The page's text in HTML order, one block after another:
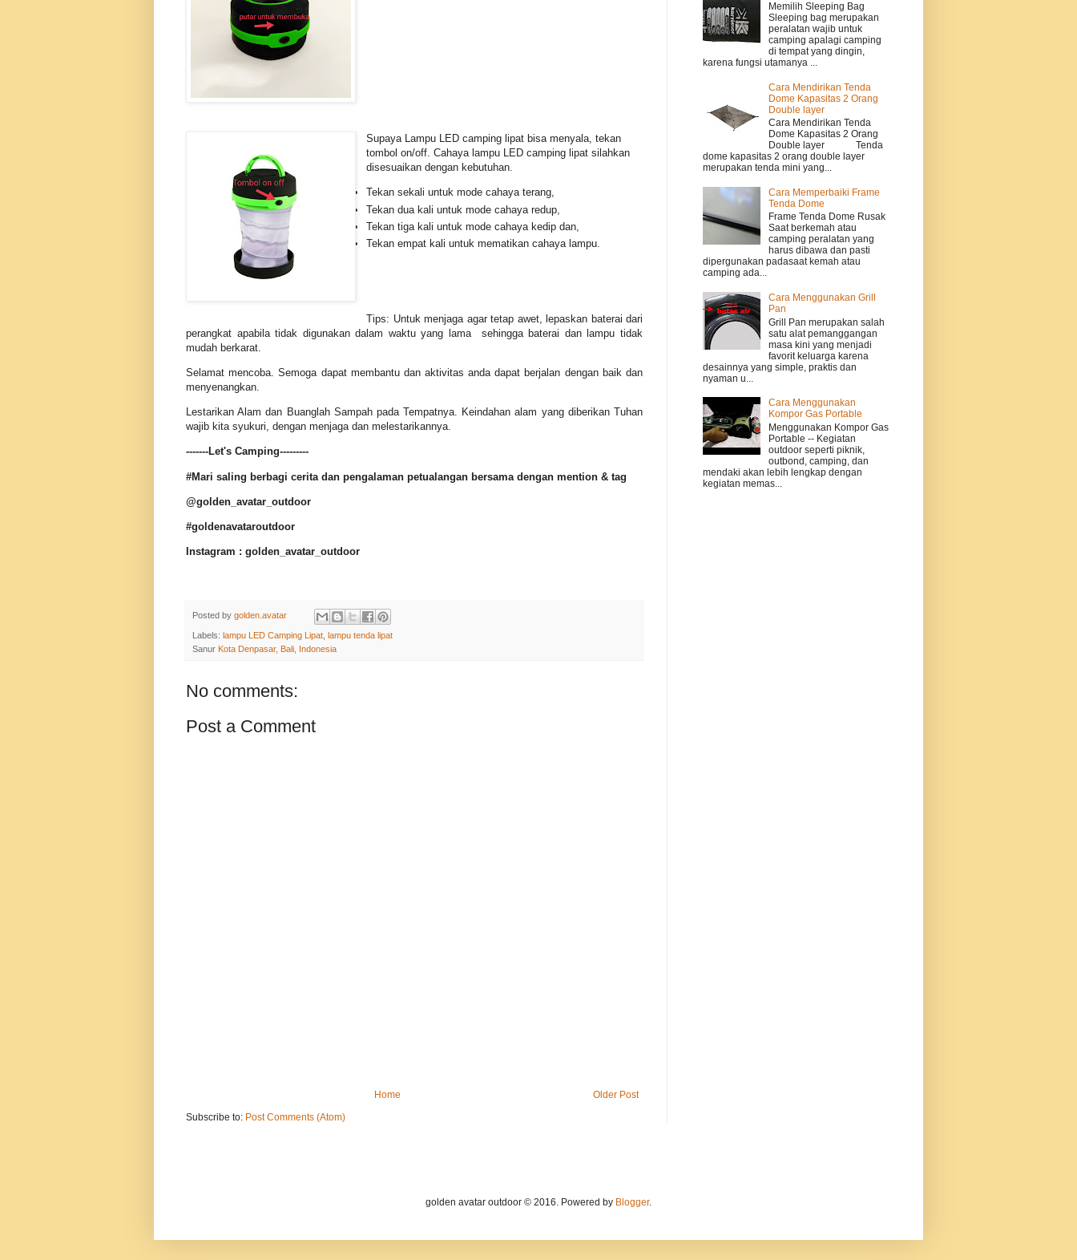
Supaya Lampu LED camping lipat bisa menyala, tekan
tombol on/off. Cahaya lampu LED camping lipat silahkan
disesuaikan dengan kebutuhan.
Tekan sekali untuk mode cahaya terang,
Tekan dua kali untuk mode cahaya redup,
Tekan tiga kali untuk mode cahaya kedip dan,
Tekan empat kali untuk mematikan cahaya lampu.
Tips: Untuk menjaga agar tetap awet, lepaskan baterai dari
perangkat apabila tidak digunakan dalam waktu yang lama sehingga baterai dan lampu tidak
mudah berkarat.
Selamat mencoba. Semoga dapat membantu dan aktivitas anda dapat berjalan dengan baik dan
menyenangkan.
Lestarikan Alam dan Buanglah Sampah pada Tempatnya. Keindahan alam yang diberikan Tuhan
wajib kita syukuri, dengan menjaga dan melestarikannya.
-------Let's Camping---------
#Mari saling berbagi cerita dan pengalaman petualangan bersama dengan mention & tag
@golden_avatar_outdoor
#goldenavataroutdoor
Instagram : golden_avatar_outdoor
Posted by golden.avatar
Labels: lampu LED Camping Lipat lampu tenda lipat
Sanur Kota Denpasar, Bali, Indonesia
No comments:
Post a Comment
Older Post
Home
Subscribe to: Post Comments (Atom)
Memilih Sleeping Bag
Sleeping bag merupakan
peralatan wajib untuk
camping apalagi camping
di tempat yang dingin,
karena fungsi utamanya ...
Cara Mendirikan Tenda
Dome Kapasitas 2 Orang
Double layer
Cara Mendirikan Tenda
Dome Kapasitas 2 Orang
Double layer Tenda
dome kapasitas 2 orang double layer
merupakan tenda mini yang...
Cara Memperbaiki Frame
Tenda Dome
Frame Tenda Dome Rusak
Saat berkemah atau
camping peralatan yang
harus dibawa dan pasti
dipergunakan padasaat kemah atau
camping ada...
Cara Menggunakan Grill
Pan
Grill Pan merupakan salah
satu alat pemanggangan
masa kini yang menjadi
favorit keluarga karena
desainnya yang simple, praktis dan
nyaman u...
Cara Menggunakan
Kompor Gas Portable
Menggunakan Kompor Gas
Portable -- Kegiatan
outdoor seperti piknik,
outbond, camping, dan
mendaki akan lebih lengkap dengan
kegiatan memas...
golden avatar outdoor © 2016. Powered by Blogger.